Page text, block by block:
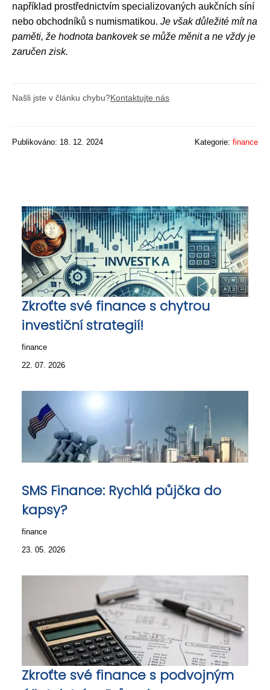
například prostřednictvím specializovaných aukčních síní
nebo obchodníků s numismatikou. Je však důležité mít na
paměti, že hodnota bankovek se může měnit a ne vždy je
zaručen zisk.
Našli jste v článku chybu?Kontaktujte nás
Publikováno: 18. 12. 2024 Kategorie: finance
Zkroťte své finance s chytrou
investiční strategií!
finance
22. 07. 2026
SMS Finance: Rychlá půjčka do
kapsy?
finance
23. 05. 2026
Zkroťte své finance s podvojným